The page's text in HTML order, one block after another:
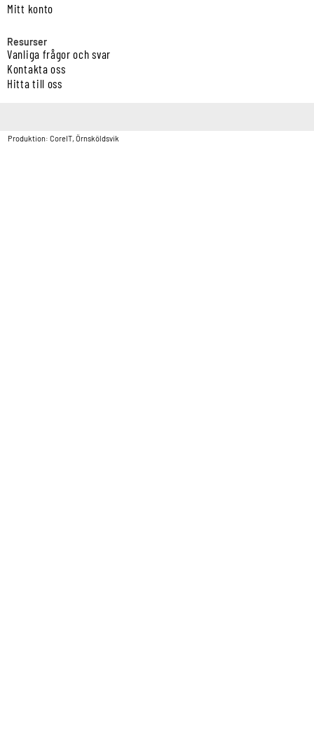
Mitt konto
Resurser
Vanliga frågor och svar
Kontakta oss
Hitta till oss
Produktion: CoreIT, Örnsköldsvik